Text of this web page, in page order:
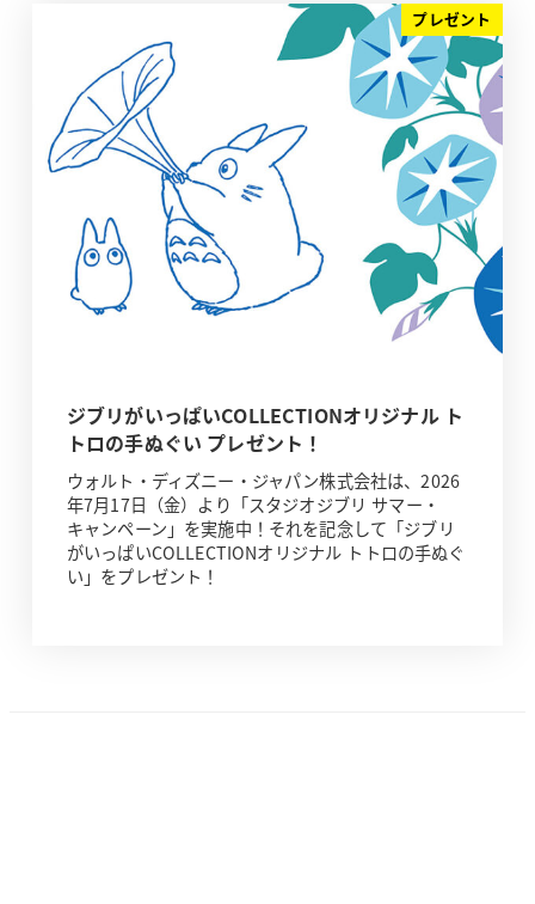
プレゼント
ジブリがいっぱいCOLLECTIONオリジナル ト
トロの手ぬぐい プレゼント！
ウォルト・ディズニー・ジャパン株式会社は、2026
年7月17日（金）より「スタジオジブリ サマー・
キャンペーン」を実施中！それを記念して「ジブリ
がいっぱいCOLLECTIONオリジナル トトロの手ぬぐ
い」をプレゼント！